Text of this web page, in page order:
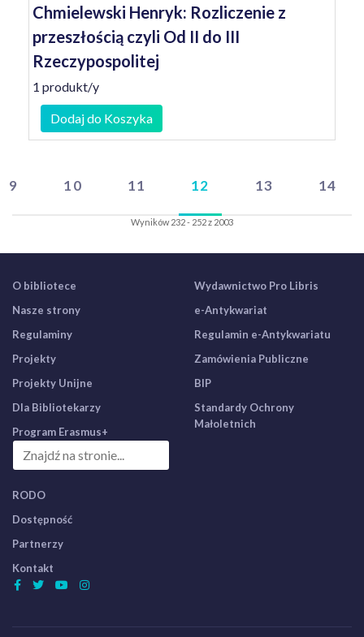
Chmielewski Henryk: Rozliczenie z
przeszłością czyli Od II do III
Rzeczypospolitej
1 produkt/y
Dodaj do Koszyka
9 10 11 12 13 14
Wyników 232 - 252 z 2003
O bibliotece
Nasze strony
Regulaminy
Projekty
Projekty Unijne
Dla Bibliotekarzy
Program Erasmus+
Wydawnictwo Pro Libris
e-Antykwariat
Regulamin e-Antykwariatu
Zamówienia Publiczne
BIP
Standardy Ochrony
Małoletnich
RODO
Dostępność
Partnerzy
Kontakt